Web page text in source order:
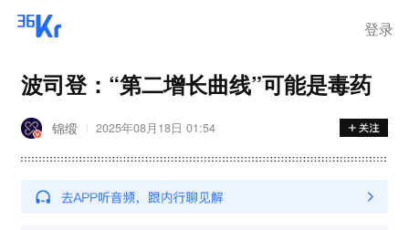
登录
波司登：“第二增长曲线”可能是毒药
锦缎 2025年08月18日 01:54